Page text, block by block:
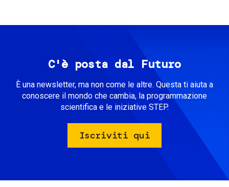
C'è posta dal Futuro
È una newsletter, ma non come le altre. Questa ti aiuta a
conoscere il mondo che cambia, la programmazione
scientifica e le iniziative STEP.
Iscriviti qui